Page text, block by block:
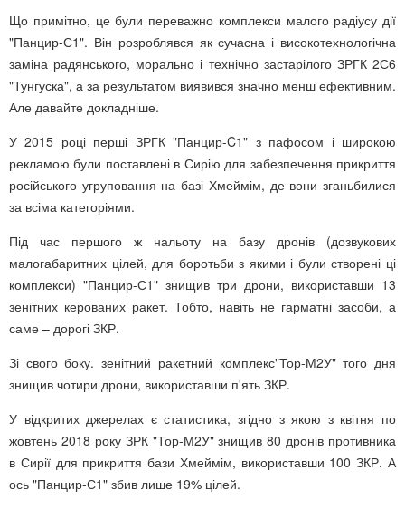
Що примітно, це були переважно комплекси малого радіусу дії
"Панцир-С1". Він розроблявся як сучасна і високотехнологічна
заміна радянського, морально і технічно застарілого ЗРГК 2С6
"Тунгуска", а за результатом виявився значно менш ефективним.
Але давайте докладніше.
У 2015 році перші ЗРГК "Панцир-C1" з пафосом і широкою
рекламою були поставлені в Сирію для забезпечення прикриття
російського угруповання на базі Хмеймім, де вони зганьбилися
за всіма категоріями.
Під час першого ж нальоту на базу дронів (дозвукових
малогабаритних цілей, для боротьби з якими і були створені ці
комплекси) "Панцир-С1" знищив три дрони, використавши 13
зенітних керованих ракет. Тобто, навіть не гарматні засоби, а
саме – дорогі ЗКР.
Зі свого боку. зенітний ракетний комплекс"Тор-М2У" того дня
знищив чотири дрони, використавши п'ять ЗКР.
У відкритих джерелах є статистика, згідно з якою з квітня по
жовтень 2018 року ЗРК "Тор-М2У" знищив 80 дронів противника
в Сирії для прикриття бази Хмеймім, використавши 100 ЗКР. А
ось "Панцир-С1" збив лише 19% цілей.